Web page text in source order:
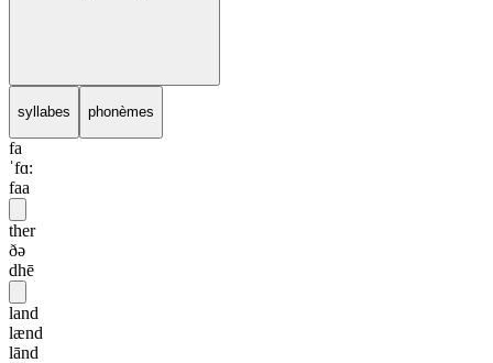
syllabes phonèmes
fa
ˈfɑ:
faa
ther
ðə
dhē
land
lænd
lānd